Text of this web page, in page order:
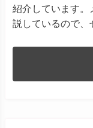
紹介しています。
説しているので、